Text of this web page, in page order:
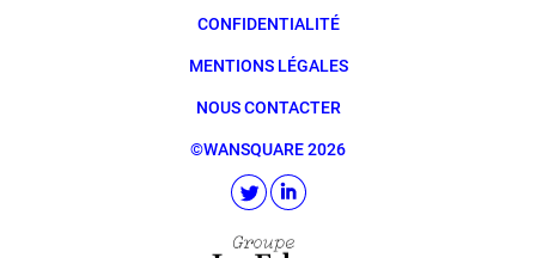
CONFIDENTIALITÉ
MENTIONS LÉGALES
NOUS CONTACTER
©WANSQUARE 2026